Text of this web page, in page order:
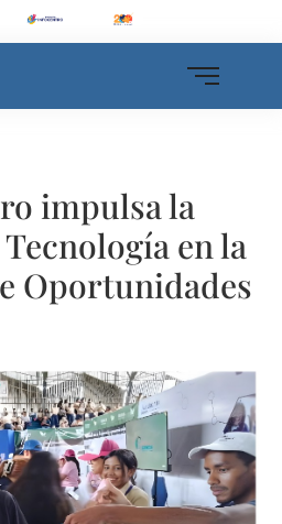
impulsa la
en la
Oportunidades